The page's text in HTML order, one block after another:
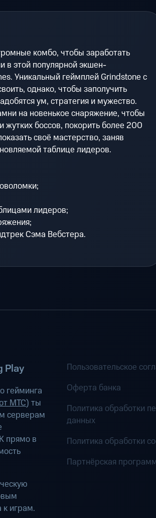
комбо, чтобы заработать
в этой популярной экшен-
Уникальный геймплей Grindstone с
однако, чтобы заполучить
ум, стратегия и мужество.
на новенькое снаряжение, чтобы
жутких боссов, покорить более 200
своё мастерство, заняв
таблице лидеров.
лидеров;
Сэма Вебстера.
Play
гейминга
МТС) ты
серверам
прямо в
к играм.
Пользовательское
Оферта банка
Политика обработки
данных
Политика обработки
Партнёрская